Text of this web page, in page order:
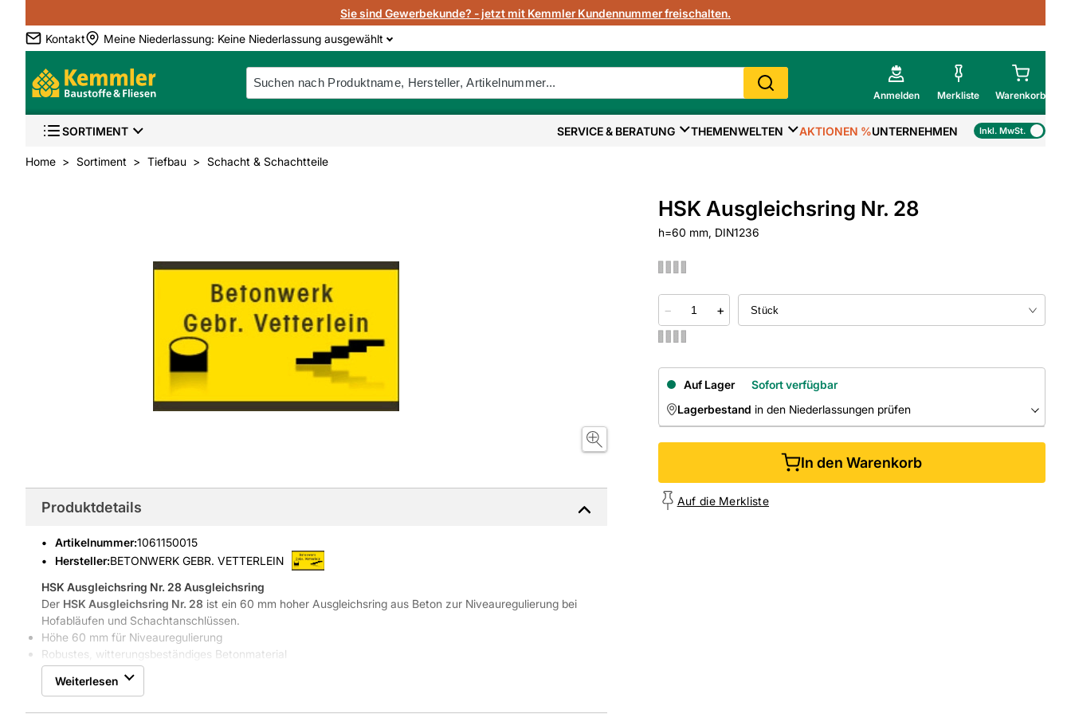
Sie sind Gewerbekunde? - jetzt mit Kemmler Kundennummer freischalten.
Kontakt
Meine Niederlassung: Keine Niederlassung ausgewählt
Anmelden Merkliste Warenkorb
Mein Warenkorb
SORTIMENT SERVICE & BERATUNG THEMENWELTEN AKTIONEN %UNTERNEHMEN Inkl. MwSt.
Home Sortiment Tiefbau Schacht & Schachtteile
HSK Ausgleichsring Nr. 28
h=60 mm, DIN1236
− +
Auf Lager
Sofort verfügbar
Lagerbestand in den Niederlassungen prüfen
NIEDERLASSUNGEN
In den Warenkorb
Auf die Merkliste
Produktdetails
Artikelnummer:1061150015
Hersteller:BETONWERK GEBR. VETTERLEIN
HSK Ausgleichsring Nr. 28Ausgleichsring
Der HSK Ausgleichsring Nr. 28 ist ein 60 mm hoher Ausgleichsring aus Beton zur Niveauregulierung bei
Hofabläufen und Schachtanschlüssen.
Höhe 60 mm für Niveauregulierung
Robustes, witterungsbeständiges Betonmaterial
Gewicht 17,0 kg für sichere Lage
Kompatibel mit Hofabläufen und Schachtteilen
Weiterlesen